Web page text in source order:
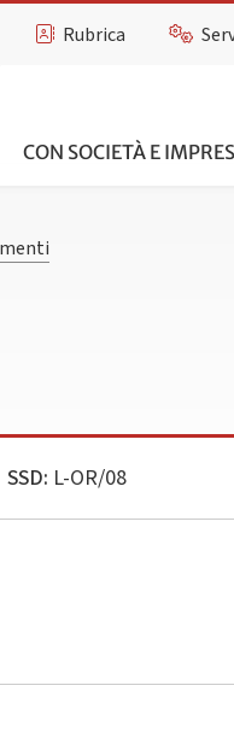
Rubrica
CON SOCIETÀ E
SSD: L-OR/08